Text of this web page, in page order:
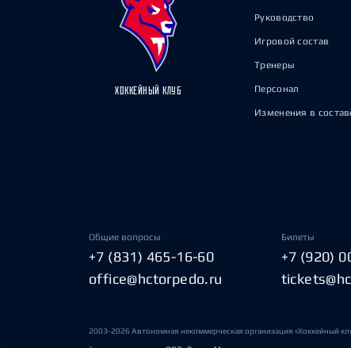
ХОККЕЙНЫЙ КЛУБ
Руководство
Игровой состав
Тренеры
Персонал
Изменения в
Общие вопросы
+7 (831) 465-16-60
office@hctorpedo.ru
Билеты
+7 (920)
2003-2026 Автономная некоммерческая организация «Хоккейный